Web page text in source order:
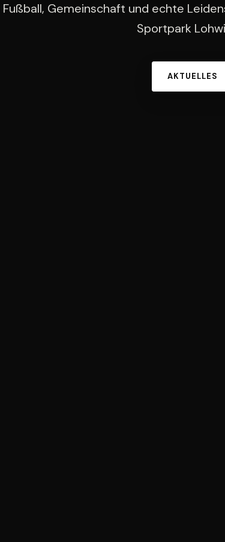
Fußball, Gemeinschaft und echte
Sportpark
AKTUELLES